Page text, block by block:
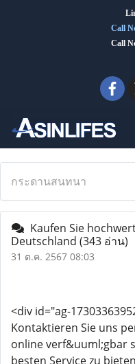
Call
Call
กระดานสนทนา
Kaufen Sie
Deutschland (343 อ่าน)
31 ต.ค. 2567 08:03
<div id="ag-
Kontaktieren Sie uns
online verf&uuml;gbar
besten Service zu